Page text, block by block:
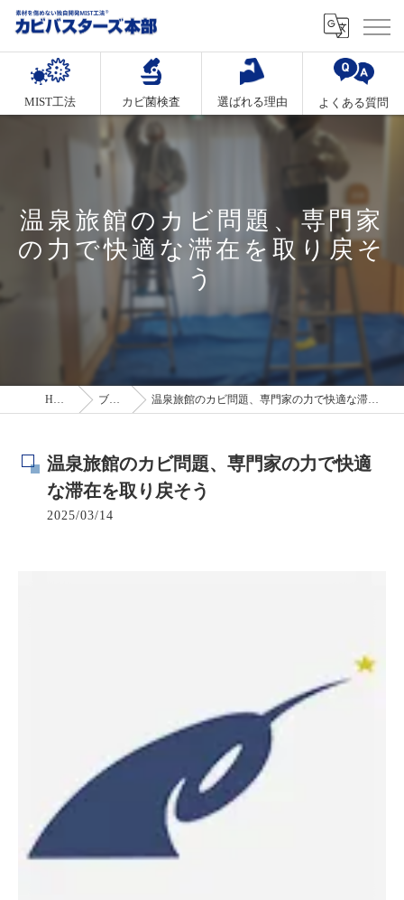
MIST工法 カビ菌検査 選ばれる理由 よくある質問
温泉旅館のカビ問題、専門家
の力で快適な滞在を取り戻そ
う
HOME ブログ 温泉旅館のカビ問題、専門家の力で快適な滞在を取り戻そう
温泉旅館のカビ問題、専門家の力で快適
な滞在を取り戻そう
2025/03/14